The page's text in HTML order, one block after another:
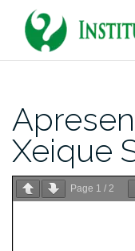
conteúdo
Xeique
Page 1 / 2